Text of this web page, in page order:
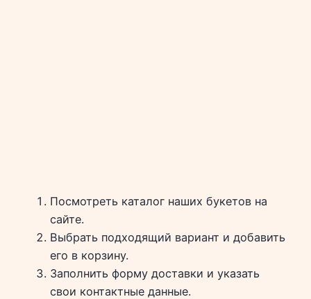
Посмотреть каталог наших букетов на
сайте.
Выбрать подходящий вариант и добавить
его в корзину.
Заполнить форму доставки и указать
свои контактные данные.